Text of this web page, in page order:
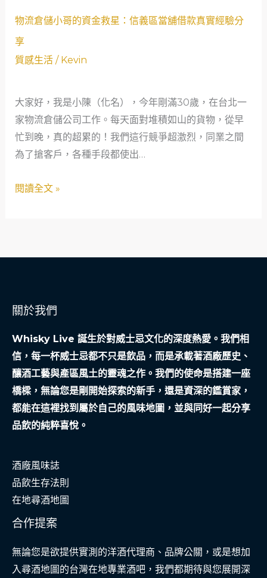
舖
借
款
想
起
飛
物流倉儲小哥的資金救星：信義區當舖借款真實經驗分
享
質感生活/ Kevin
大家好，我是小陳（化名），今年剛滿30歲，在台北一
家物流倉儲公司工作。每天面對堆積如山的貨物，從早
忙到晚，真的超累的！我們這行競爭超激烈，同業之間
為了搶客戶，各種手段都使出…
物
儲
哥
的
資
金
星：
當
款
實
經
驗
分
享
閱讀全文 »
關於我們
Whisky Live 誕生於對威士忌文化的深度熱愛。我們相
信，每一杯威士忌都不只是飲品，而是承載著酒廠歷史、
釀酒工藝與產區風土的靈魂之作。我們的使命是搭建一座
橋樑，無論您是剛開始探索的新手，還是資深的鑑賞家，
都能在這裡找到屬於自己的風味地圖，並與同好一起分享
品飲的純粹喜悅。
酒廠風味誌
品飲生存法則
在地尋酒地圖
合作提案
無論您是欲提供實測的洋酒代理商、品牌公關，或是想加
入尋酒地圖的台灣在地專業酒吧，我們都期待與您展開深